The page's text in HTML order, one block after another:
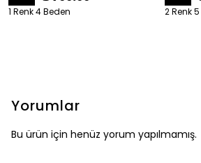
1 Renk 4 Beden 2 Renk
Yorumlar
Bu ürün için henüz yorum yapılmamış.